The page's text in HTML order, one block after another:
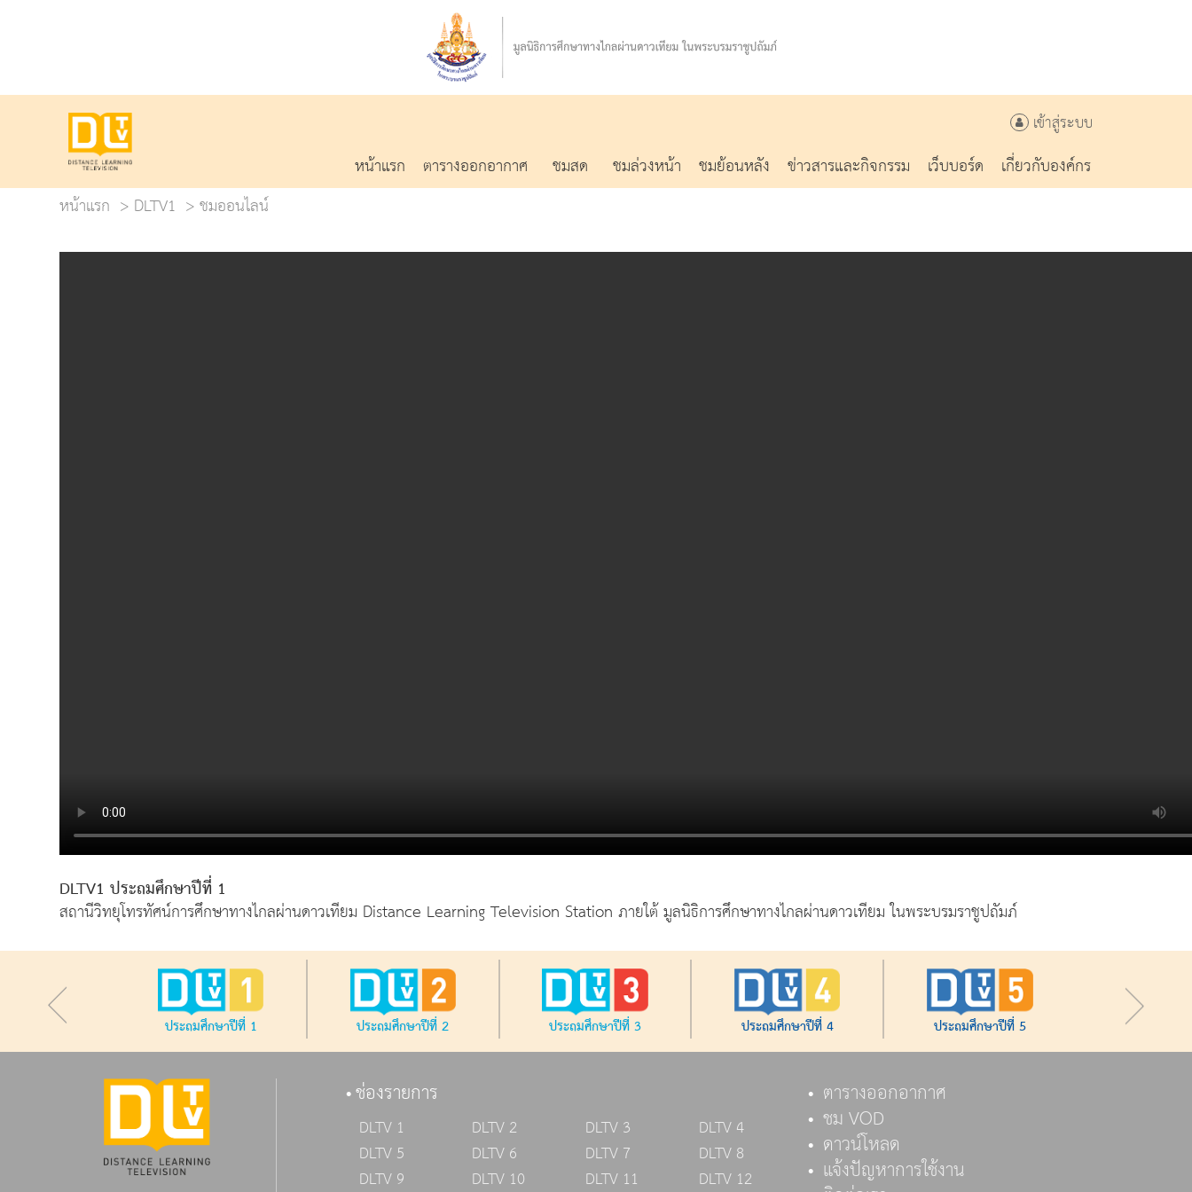
เข้าสู่ระบบ
หน้าแรก ตารางออกอากาศ ชมสด ชมล่วงหน้า ชมย้อนหลัง ข่าวสารและกิจกรรม เว็บบอร์ด
เกี่ยวกับองค์กร
หน้าแรก
DLTV1 ชมออนไลน์
DLTV1 ประถมศึกษาปีที่ 1
สถานีวิทยุโทรทัศน์การศึกษาทางไกลผ่านดาวเทียม Distance Learning Television Station ภายใต้ มูลนิธิการศึกษาทางไกลผ่านดาวเทียม ในพระบรมราชูปถัมภ์
ประถมศึกษาปีที่ 1 ประถมศึกษาปีที่ 2 ประถมศึกษาปีที่ 3 ประถมศึกษาปีที่ 4 ประถมศึกษาปีที่ 5
ช่องรายการ
DLTV 1 DLTV 2 DLTV 3
DLTV 4
DLTV 5
DLTV 6 DLTV 7
DLTV 8
DLTV 9
DLTV 10 DLTV 11
DLTV 12
ตารางออกอากาศ
ชม VOD
ดาวน์โหลด
แจ้งปัญหาการใช้งาน